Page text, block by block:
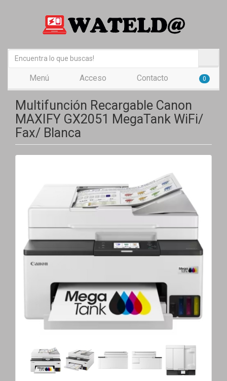
Menú Acceso Contacto 0
Multifunción Recargable Canon
MAXIFY GX2051 MegaTank WiFi/
Fax/ Blanca